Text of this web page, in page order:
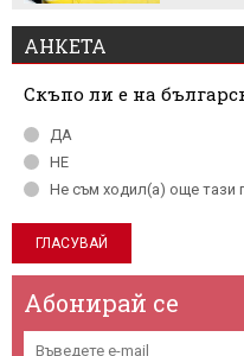
АНКЕТА
Скъпо ли е на
ДА
НЕ
Не съм ходил(а) още тази
Абонирай се